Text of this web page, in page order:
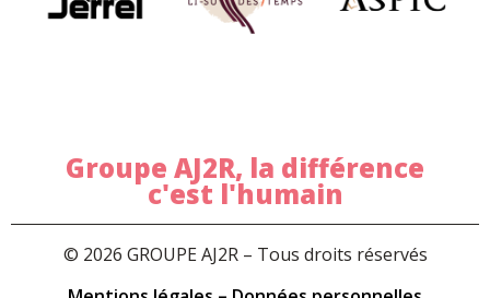
Groupe AJ2R, la différence
c'est l'humain
© 2026 GROUPE AJ2R – Tous droits réservés